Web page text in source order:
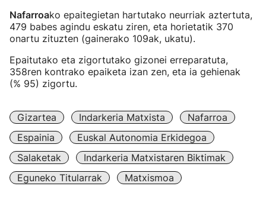
Nafarroako epaitegietan hartutako neurriak aztertuta,
479 babes agindu eskatu ziren, eta horietatik 370
onartu zituzten (gainerako 109ak, ukatu).
Epaitutako eta zigortutako gizonei erreparatuta,
358ren kontrako epaiketa izan zen, eta ia gehienak
(% 95) zigortu.
Gizartea Indarkeria Matxista
Nafarroa
Espainia
Euskal Autonomia Erkidegoa
Salaketak
Indarkeria Matxistaren Biktimak
Eguneko Titularrak
Matxismoa